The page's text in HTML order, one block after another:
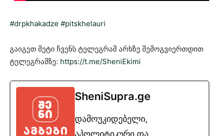
#drpkhakadze #pitskhelauri
გაიგეთ მეტი ჩვენს ტელეგრამ არხზე შემოგვიერთდით
ტელეგრამზე: https://t.me/SheniEkimi
SheniSupra.ge
დამოუკიდებელი,
აპოლიტიკური და